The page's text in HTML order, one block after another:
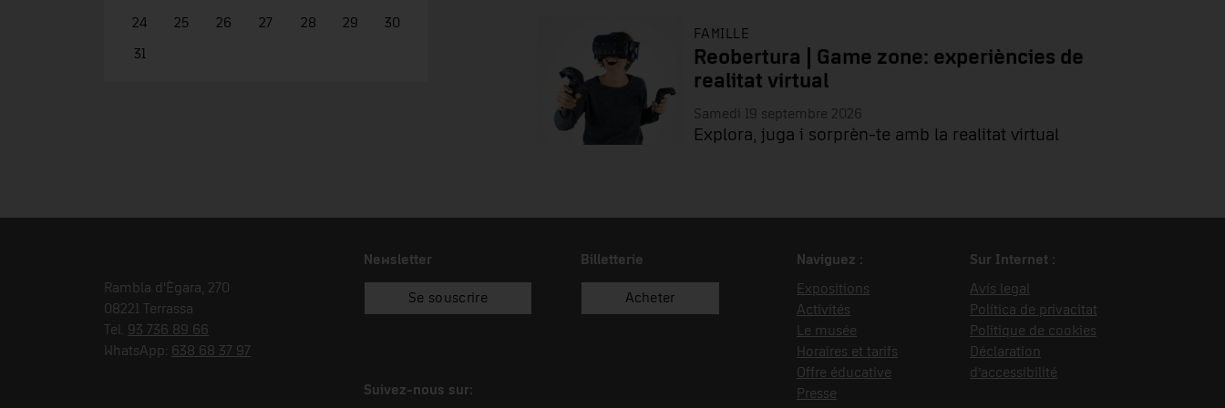
24 25 26 27 28 29 30
31
FAMILLE
Reobertura | Game zone: experiències de
realitat virtual
Samedi 19 septembre 2026
Explora, juga i sorprèn-te amb la realitat virtual
Rambla d'Ègara, 270
08221 Terrassa
Tel. 93 736 89 66
WhatsApp: 638 68 37 97
Newsletter
Se souscrire
Billetterie
Acheter
Suivez-nous sur:
Naviguez :
Expositions
Activités
Le musée
Horaires et tarifs
Offre éducative
Presse
Sur Internet :
Avís legal
Política de privacitat
Politique de cookies
Déclaration
d’accessibilité